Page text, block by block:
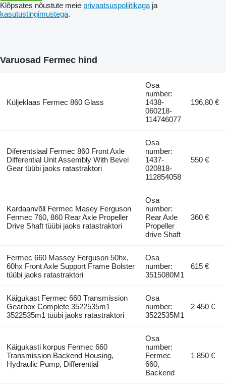
Klõpsates nõustute meie privaatsuspoliitikaga ja
kasutustingimustega.
Varuosad Fermec hind
Küljeklaas Fermec 860 Glass
Osa
number:
1438-
060218-
114746077
196,80 €
Diferentsiaal Fermec 860 Front Axle
Differential Unit Assembly With Bevel
Gear tüübi jaoks ratastraktori
Osa
number:
1437-
020818-
112854058
550 €
Kardaanvõll Fermec Masey Ferguson
Fermec 760, 860 Rear Axle Propeller
Drive Shaft tüübi jaoks ratastraktori
Osa
number:
Rear Axle
Propeller
drive Shaft
360 €
Fermec 660 Massey Ferguson 50hx,
60hx Front Axle Support Frame Bolster
tüübi jaoks ratastraktori
Osa
number:
3515080M1
615 €
Käigukast Fermec 660 Transmission
Gearbox Complete 3522535m1
3522535m1 tüübi jaoks ratastraktori
Osa
number:
3522535M1
2 450 €
Käigukasti korpus Fermec 660
Transmission Backend Housing,
Hydraulic Pump, Differential
Osa
number:
Fermec
660,
Backend
1 850 €